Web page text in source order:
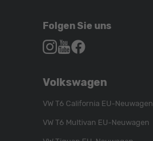
Folgen Sie uns
Autohaus
Sie
Instagram
Autohaus
Sie
Kanal
Sie
Facebook
Volkswagen
VW T6 California EU-Neuwagen
VW T6 Multivan EU-Neuwagen